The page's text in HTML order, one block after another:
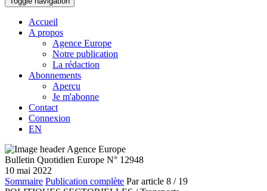
Accueil
A propos
Agence Europe
Notre publication
La rédaction
Abonnements
Aperçu
Je m'abonne
Contact
Connexion
EN
Bulletin Quotidien Europe N° 12948
10 mai 2022
Sommaire Publication complète Par article 8 / 19